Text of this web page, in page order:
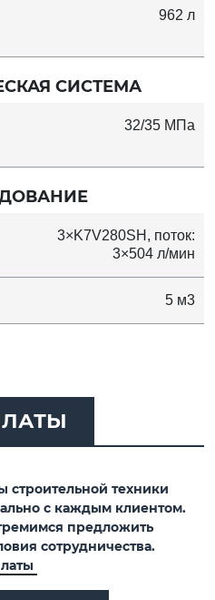
962 л
СИСТЕМА
32/35 МПа
3×K7V280SH, поток:
3×504 л/мин
5 м3
строительной техники
с каждым клиентом.
предложить
сотрудничества.